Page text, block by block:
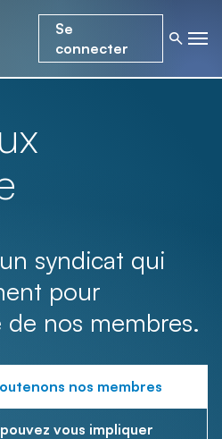
Se
connecter
syndicat qui
pour
de nos membres.
nos membres
vous impliquer